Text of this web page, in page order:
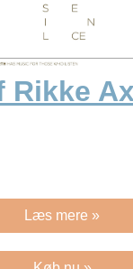
Rikke
Læs mere »